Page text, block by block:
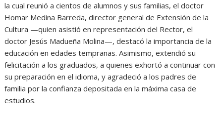
la cual reunió a cientos de alumnos y sus familias, el doctor
Homar Medina Barreda, director general de Extensión de la
Cultura —quien asistió en representación del Rector, el
doctor Jesús Madueña Molina—, destacó la importancia de la
educación en edades tempranas. Asimismo, extendió su
felicitación a los graduados, a quienes exhortó a continuar con
su preparación en el idioma, y agradeció a los padres de
familia por la confianza depositada en la máxima casa de
estudios.